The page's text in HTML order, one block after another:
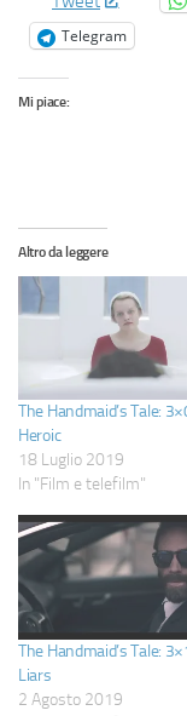
Telegram
Mi piace:
Altro da leggere
The Handmaid’s Tale:
Heroic
18 Luglio 2019
In "Film e telefilm"
The Handmaid’s Tale:
Liars
2 Agosto 2019